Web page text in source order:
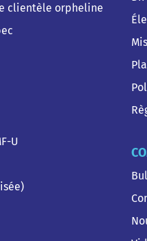
clientèle orpheline
U